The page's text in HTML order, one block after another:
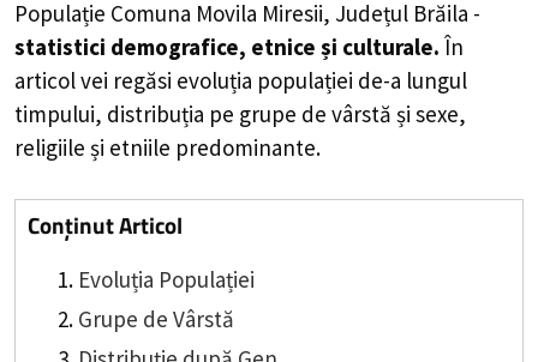
Populație Comuna Movila Miresii, Județul Brăila -
statistici demografice, etnice și culturale. În
articol vei regăsi evoluția populației de-a lungul
timpului, distribuția pe grupe de vârstă și sexe,
religiile și etniile predominante.
Conținut Articol
Evoluția Populației
Grupe de Vârstă